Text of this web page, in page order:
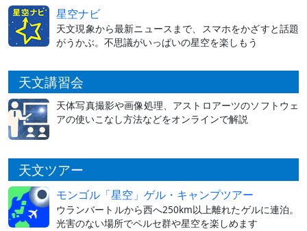
星空ナビ
天文現象から最新ニュースまで、スマホをかざすと話題
がうかぶ。不思議がいっぱいの星空を楽しもう
天文講習会
天体写真撮影や画像処理、アストロアーツのソフトウェ
アの使いこなし方法などをオンラインで解説
天文ツアー
モンゴル「星空」ゲル・キャンプツアー
ウランバートルから西へ250km以上離れたゲルに連泊。
光害のない場所でペルセ群や星空を楽しめます